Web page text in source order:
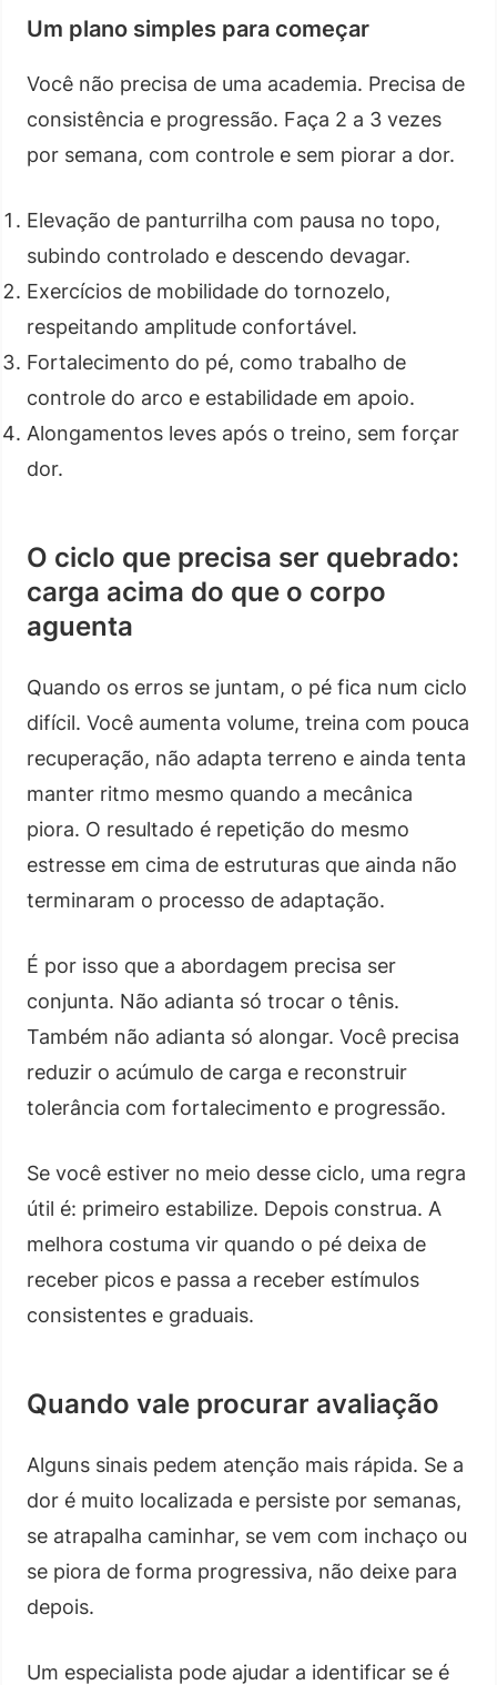
Um plano simples para começar
Você não precisa de uma academia. Precisa de
consistência e progressão. Faça 2 a 3 vezes
por semana, com controle e sem piorar a dor.
Elevação de panturrilha com pausa no topo,
subindo controlado e descendo devagar.
Exercícios de mobilidade do tornozelo,
respeitando amplitude confortável.
Fortalecimento do pé, como trabalho de
controle do arco e estabilidade em apoio.
Alongamentos leves após o treino, sem forçar
dor.
O ciclo que precisa ser quebrado:
carga acima do que o corpo
aguenta
Quando os erros se juntam, o pé fica num ciclo
difícil. Você aumenta volume, treina com pouca
recuperação, não adapta terreno e ainda tenta
manter ritmo mesmo quando a mecânica
piora. O resultado é repetição do mesmo
estresse em cima de estruturas que ainda não
terminaram o processo de adaptação.
É por isso que a abordagem precisa ser
conjunta. Não adianta só trocar o tênis.
Também não adianta só alongar. Você precisa
reduzir o acúmulo de carga e reconstruir
tolerância com fortalecimento e progressão.
Se você estiver no meio desse ciclo, uma regra
útil é: primeiro estabilize. Depois construa. A
melhora costuma vir quando o pé deixa de
receber picos e passa a receber estímulos
consistentes e graduais.
Quando vale procurar avaliação
Alguns sinais pedem atenção mais rápida. Se a
dor é muito localizada e persiste por semanas,
se atrapalha caminhar, se vem com inchaço ou
se piora de forma progressiva, não deixe para
depois.
Um especialista pode ajudar a identificar se é